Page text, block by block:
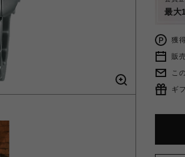
最大
獲
販
こ
ギ